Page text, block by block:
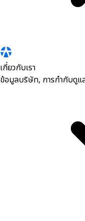
เกี่ยวกับเรา
ข้อมูลบริษัท, การกำกับดู